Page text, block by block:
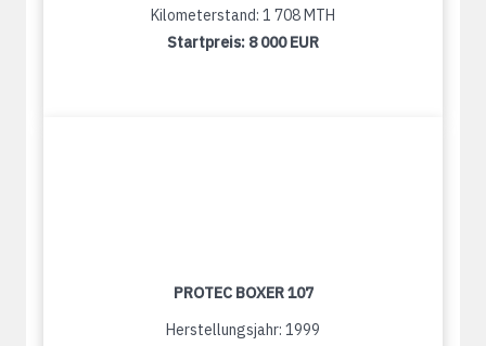
Kilometerstand: 1 708 MTH
Startpreis: 8 000 EUR
PROTEC BOXER 107
Herstellungsjahr: 1999